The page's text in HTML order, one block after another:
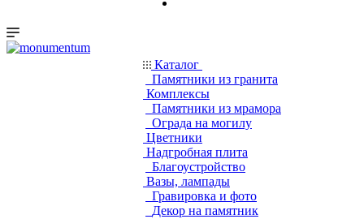
Каталог
Памятники из гранита
Комплексы
Памятники из мрамора
Ограда на могилу
Цветники
Надгробная плита
Благоустройство
Вазы, лампады
Гравировка и фото
Декор на памятник